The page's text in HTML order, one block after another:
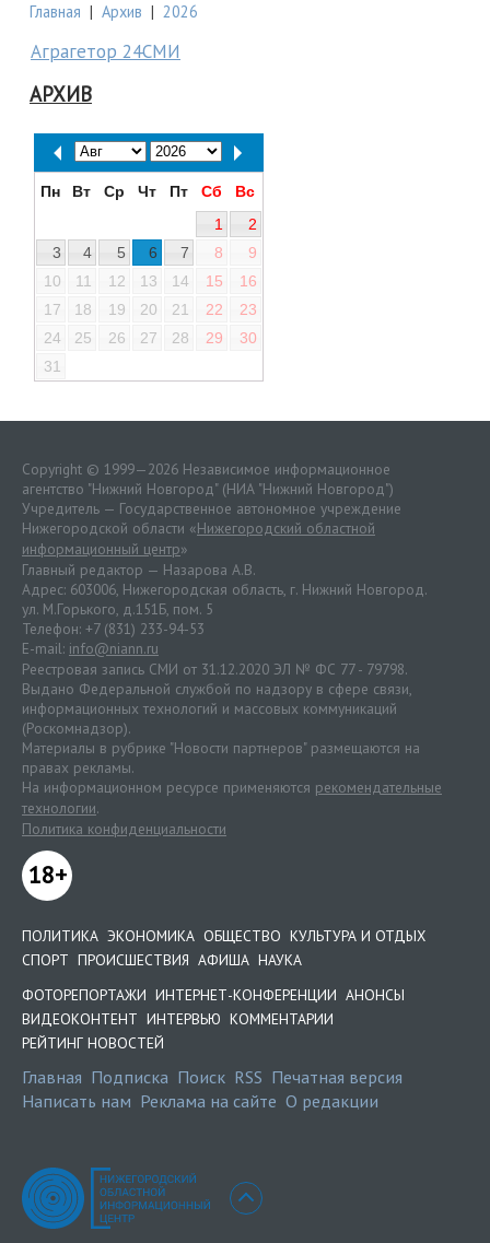
Главная | Архив | 2026
Аграгетор 24СМИ
АРХИВ
Пн Вт Ср Чт Пт Сб
Вс
1
2
3
4 5 6 7 8
9
10
11 12 13 14 15
16
17
18 19 20 21 22
23
24
25 26 27 28 29
30
31
Copyright © 1999—2026 Независимое информационное
агентство "Нижний Новгород" (НИА "Нижний Новгород")
Учредитель — Государственное автономное учреждение
Нижегородской области «Нижегородский областной
информационный центр»
Главный редактор — Назарова А.В.
Адрес: 603006, Нижегородская область, г. Нижний Новгород.
ул. М.Горького, д.151Б, пом. 5
Телефон: +7 (831) 233-94-53
E-mail: info@niann.ru
Реестровая запись СМИ от 31.12.2020 ЭЛ № ФС 77 - 79798.
Выдано Федеральной службой по надзору в сфере связи,
информационных технологий и массовых коммуникаций
(Роскомнадзор).
Материалы в рубрике "Новости партнеров" размещаются на
правах рекламы.
На информационном ресурсе применяются рекомендательные
технологии.
Политика конфиденциальности
18+
ПОЛИТИКА ЭКОНОМИКА ОБЩЕСТВО КУЛЬТУРА И ОТДЫХ
СПОРТ ПРОИСШЕСТВИЯ АФИША НАУКА
ФОТОРЕПОРТАЖИ ИНТЕРНЕТ-КОНФЕРЕНЦИИ АНОНСЫ
ВИДЕОКОНТЕНТ ИНТЕРВЬЮ КОММЕНТАРИИ
РЕЙТИНГ НОВОСТЕЙ
Главная Подписка Поиск RSS Печатная версия
Написать нам Реклама на сайте О редакции